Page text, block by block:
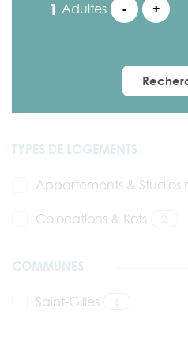
Adultes
- +
TYPES DE LOGEMENTS
Appartements & Studios
Colocations & Kots
COMMUNES
Saint-Gilles